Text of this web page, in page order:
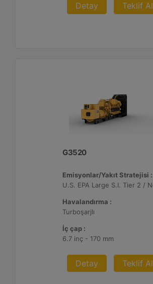
Detay Teklif Al
G3520
Emisyonlar/Yakıt Stratejisi :
Havalandırma :
Turboşarjlı
İç çap :
6.7 inç - 170 mm
Detay Teklif Al